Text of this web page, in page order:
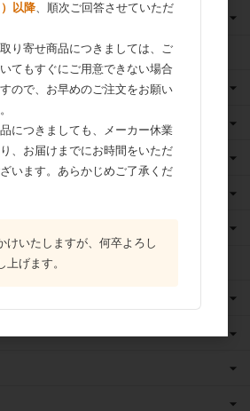
以降、順次ご回答させていただ
り寄せ商品につきましては、ご
てもすぐにご用意できない場合
ので、お早めのご注文をお願い
につきましても、メーカー休業
、お届けまでにお時間をいただ
います。あらかじめご了承くだ
けいたしますが、何卒よろし
上げます。